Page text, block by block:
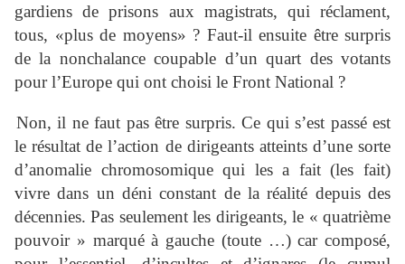
gardiens de prisons aux magistrats, qui réclament,
tous, «plus de moyens» ? Faut-il ensuite être surpris
de la nonchalance coupable d’un quart des votants
pour l’Europe qui ont choisi le Front National ?
Non, il ne faut pas être surpris. Ce qui s’est passé est
le résultat de l’action de dirigeants atteints d’une sorte
d’anomalie chromosomique qui les a fait (les fait)
vivre dans un déni constant de la réalité depuis des
décennies. Pas seulement les dirigeants, le « quatrième
pouvoir » marqué à gauche (toute …) car composé,